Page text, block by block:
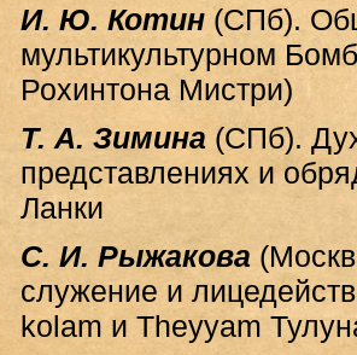
И. Ю. Котин(СПб).
мультикультурном
Рохинтона Мистри)
Т. А. Зимина (СПб).
представлениях и
Ланки
С. И. Рыжакова
служение и
kolam и Theyyam